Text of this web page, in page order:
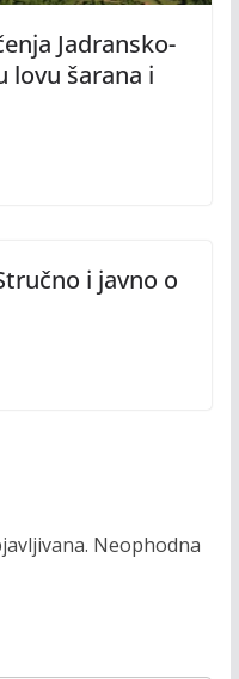
Jadransko-
lovu šarana i
i javno o
Neophodna